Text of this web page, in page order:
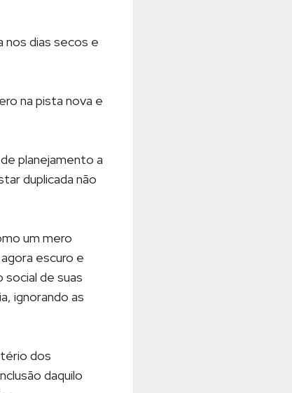
nos dias secos e
na pista nova e
planejamento a
duplicada não
um mero
escuro e
de suas
ignorando as
dos
daquilo